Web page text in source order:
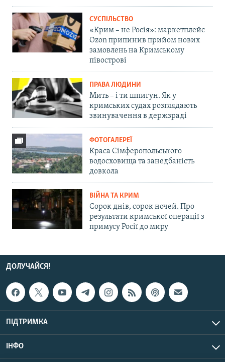
СУСПІЛЬСТВО
«Крим – не Росія»: маркетплейс
Ozon припинив прийом нових
замовлень на Кримському
півострові
ПРАВА ЛЮДИНИ
Мить – і ти шпигун. Як у
кримських судах розглядають
звинувачення в держзраді
ФОТОГАЛЕРЕЇ
Краса Сімферопольського
водосховища та занедбаність
довкола
ВІЙНА ТА КРИМ
Сорок днів, сорок ночей. Про
результати кримської операції з
примусу Росії до миру
ДОЛУЧАЙСЯ!
ПІДТРИМКА
ІНФО